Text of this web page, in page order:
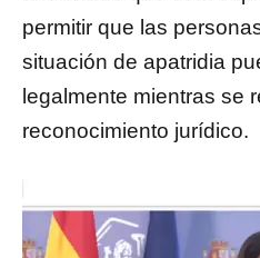
permitir que las
situación de apatridia
legalmente mientras se
reconocimiento jurídico.